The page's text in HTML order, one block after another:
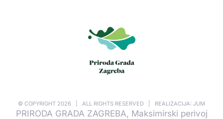
© COPYRIGHT 2026 | ALL RIGHTS RESERVED | REALIZACIJA: JUM
PRIRODA GRADA ZAGREBA, Maksimirski perivoj